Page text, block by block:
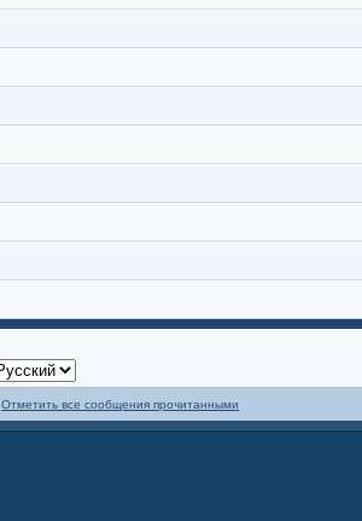
Отметить все сообщения прочитанными